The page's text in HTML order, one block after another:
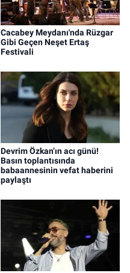
Cacabey Meydanı'nda Rüzgar
Gibi Geçen Neşet Ertaş
Festivali
Devrim Özkan’ın acı günü!
Basın toplantısında
babaannesinin vefat haberini
paylaştı